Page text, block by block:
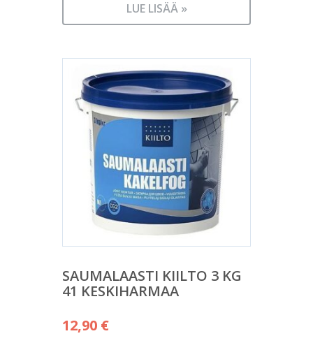
LUE LISÄÄ »
SAUMALAASTI KIILTO 3 KG
41 KESKIHARMAA
12,90 €